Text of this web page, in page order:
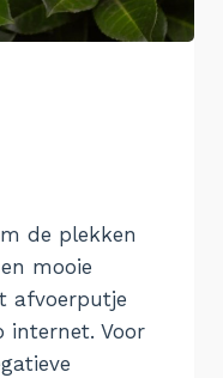
de plekken
mooie
afvoerputje
internet. Voor